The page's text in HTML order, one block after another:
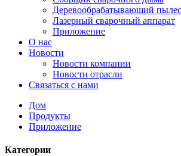
Деревообрабатывающий
Лазерный сварочный аппарат
Приложение
О нас
Новости
Новости компании
Новости отрасли
Связаться с нами
Дом
Продукты
Приложение
Категории